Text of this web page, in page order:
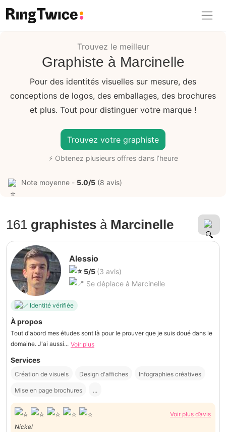
Ring Twice
Trouvez le meilleur
Graphiste à Marcinelle
Pour des identités visuelles sur mesure, des
conceptions de logos, des emballages, des brochures
et plus. Tout pour distinguer votre marque !
Trouvez votre graphiste
⚡ Obtenez plusieurs offres dans l’heure
Note moyenne - 5.0/5 (8 avis)
161 graphistes à Marcinelle
Alessio
5/5 (3 avis)
Se déplace à Marcinelle
Identité vérifiée
À propos
Tout d'abord mes études sont là pour le prouver que je suis doué dans le
domaine. J'ai aussi... Voir plus
Services
Création de visuels Design d'affiches Infographies créatives
Mise en page brochures ...
Voir plus d’avis
Nickel